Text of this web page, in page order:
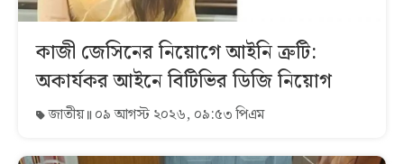
কাজী জেসিনের নিয়োগে আইনি ত্রুটি:
অকার্যকর আইনে বিটিভির ডিজি নিয়োগ
জাতীয় ০৯ আগস্ট ২০২৬, ০৯:৫৩ পিএম